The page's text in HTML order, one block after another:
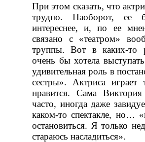
При этом сказать, что
трудно. Наоборот, ее
интереснее, и, по ее
связано с «театром»
труппы. Вот в каких-то
очень бы хотела
удивительная роль в
сестры». Актриса
нравится. Сама
часто, иногда даже
каком-то спектакле, но…
остановиться. Я только
стараюсь насладиться».